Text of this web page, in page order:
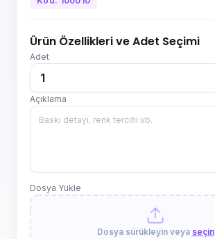
Ürün Özellikleri ve Adet Seçimi
Adet
Açıklama
Dosya Yükle
Dosya sürükleyin veya seçin